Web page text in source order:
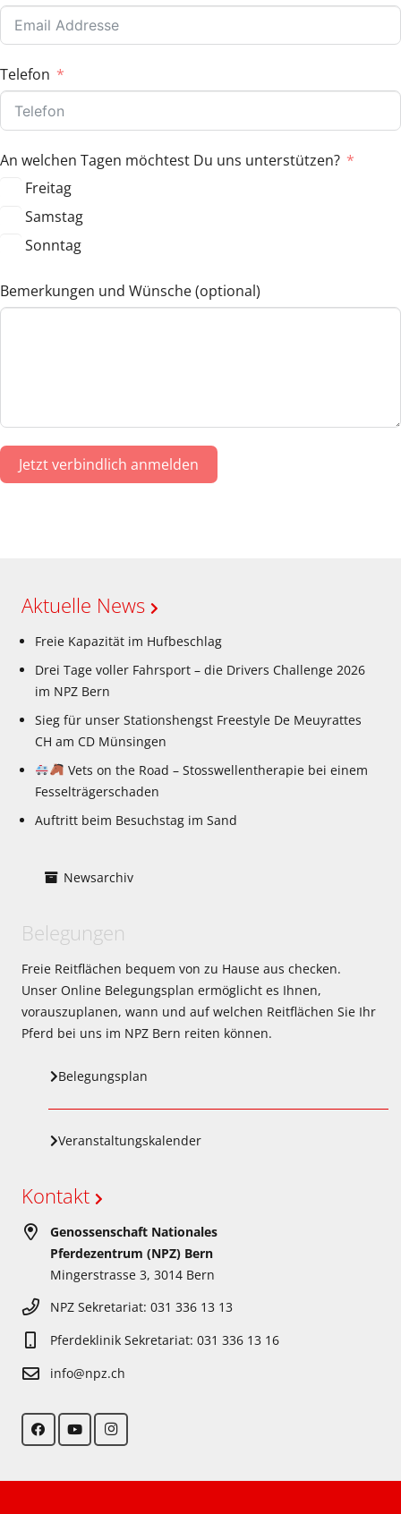
Telefon
An welchen Tagen möchtest Du uns unterstützen?
Freitag
Samstag
Sonntag
Bemerkungen und Wünsche (optional)
Jetzt verbindlich anmelden
Aktuelle News
Freie Kapazität im Hufbeschlag
Drei Tage voller Fahrsport – die Drivers Challenge 2026
im NPZ Bern
Sieg für unser Stationshengst Freestyle De Meuyrattes
CH am CD Münsingen
Vets on the Road – Stosswellentherapie bei einem
Fesselträgerschaden
Auftritt beim Besuchstag im Sand
Newsarchiv
Belegungen
Freie Reitflächen bequem von zu Hause aus checken.
Unser Online Belegungsplan ermöglicht es Ihnen,
vorauszuplanen, wann und auf welchen Reitflächen Sie Ihr
Pferd bei uns im NPZ Bern reiten können.
Belegungsplan
Veranstaltungskalender
Kontakt
Genossenschaft Nationales
Pferdezentrum (NPZ) Bern
Mingerstrasse 3, 3014 Bern
NPZ Sekretariat: 031 336 13 13
Pferdeklinik Sekretariat: 031 336 13 16
info@npz.ch